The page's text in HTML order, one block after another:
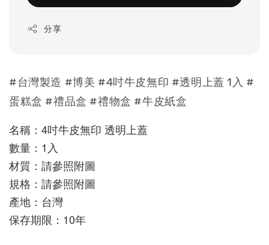
分享
#台灣製造 #博美 #4吋牛皮無印 #透明上蓋 1入 #
蛋糕盒 #禮品盒 #禮物盒 #牛皮紙盒
名稱： 4吋牛皮無印 透明上蓋
數量：1入
材質：請參照附圖
規格：請參照附圖
產地：台灣
保存期限：10年